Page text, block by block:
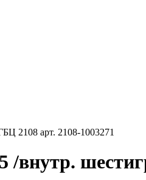
2108 арт. 2108-1003271
внутр.